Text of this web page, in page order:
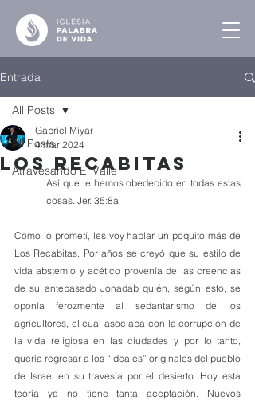
Entrada
All Posts
Atravesando El Valle
All Posts
Los Recabitas
Gabriel Miyar
4 mar 2024
Así que le hemos obedecido en todas estas
cosas. Jer. 35:8a
Como lo prometí, les voy hablar un poquito más de
Los Recabitas. Por años se creyó que su estilo de
vida abstemio y acético provenía de las creencias
de su antepasado Jonadab quién, según esto, se
oponía ferozmente al sedantarismo de los
agricultores, el cual asociaba con la corrupción de
la vida religiosa en las ciudades y, por lo tanto,
quería regresar a los “ideales” originales del pueblo
de Israel en su travesía por el desierto. Hoy esta
teoría ya no tiene tanta aceptación. Nuevos